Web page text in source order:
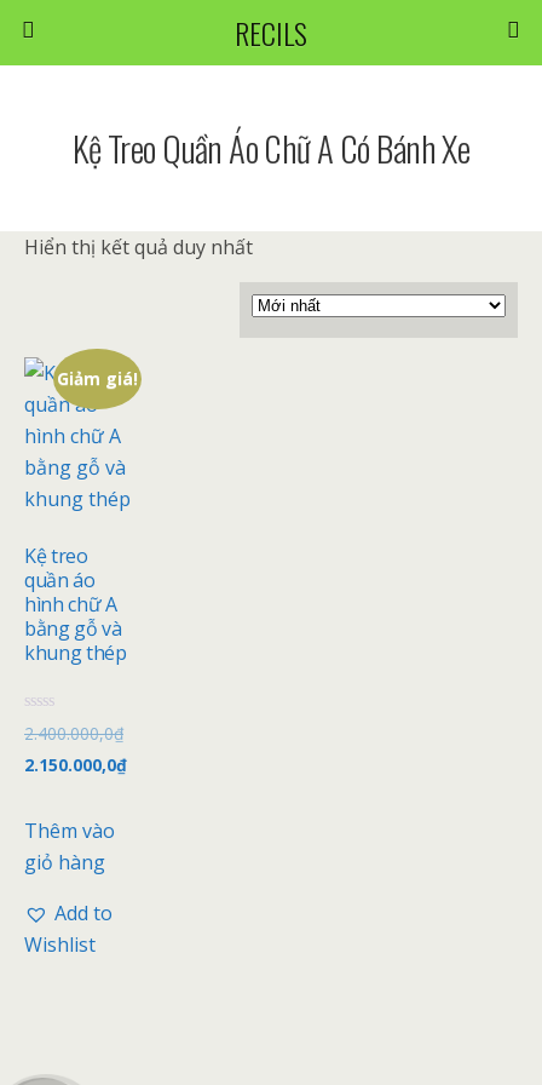
RECILS
Kệ Treo Quần Áo Chữ A Có Bánh Xe
Hiển thị kết quả duy nhất
Giảm giá!
Kệ treo
quần áo
hình chữ A
bằng gỗ và
khung thép
Đ
ư
ợ
c
p
h
n
5
a
2.400.000,0₫
2.150.000,0₫
Thêm vào
giỏ hàng
Add to
Wishlist